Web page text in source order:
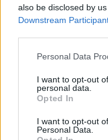
also be disclosed by
Downstream
Personal Data
I want to opt-out
personal data.
Opted In
I want to opt-out
Personal Data.
ξοδεύοντας
μέλος της
συμμετέχοντας σε
(συναισθηματική